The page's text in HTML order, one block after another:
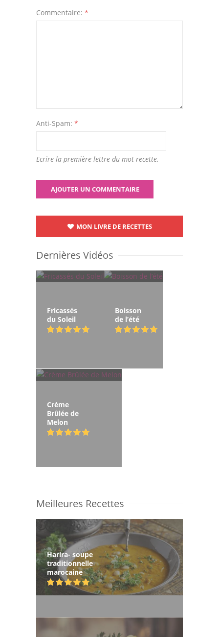
Commentaire: *
Anti-Spam: *
Ecrire la première lettre du mot recette.
MON LIVRE DE RECETTES
Dernières Vidéos
Fricassés
du Soleil
Boisson
de l’été
Crème
Brûlée de
Melon
Meilleures Recettes
Harira- soupe
traditionnelle
marocaine